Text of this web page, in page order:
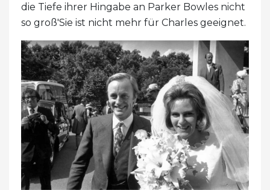
die Tiefe ihrer Hingabe an Parker Bowles nicht
so groß'Sie ist nicht mehr für Charles geeignet.